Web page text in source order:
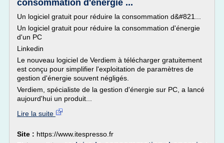
consommation d'énergie ...
Un logiciel gratuit pour réduire la consommation d&#821...
Un logiciel gratuit pour réduire la consommation d'énergie
d'un PC
Linkedin
Le nouveau logiciel de Verdiem à télécharger gratuitement
est conçu pour simplifier l'exploitation de paramètres de
gestion d'énergie souvent négligés.
Verdiem, spécialiste de la gestion d'énergie sur PC, a lancé
aujourd'hui un produit...
Lire la suite
Site : https://www.itespresso.fr